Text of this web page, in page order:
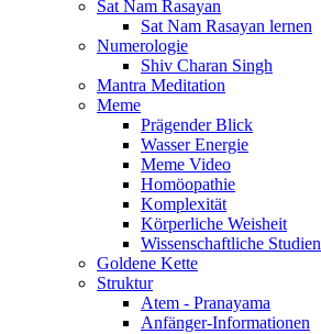
Sat Nam Rasayan
Sat Nam Rasayan lernen
Numerologie
Shiv Charan Singh
Mantra Meditation
Meme
Prägender Blick
Wasser Energie
Meme Video
Homöopathie
Komplexität
Körperliche Weisheit
Wissenschaftliche Studien
Goldene Kette
Struktur
Atem - Pranayama
Anfänger-Informationen